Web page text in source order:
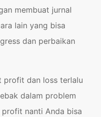
membuat jurnal
lain yang bisa
dan perbaikan
profit dan loss terlalu
dalam problem
profit nanti Anda bisa